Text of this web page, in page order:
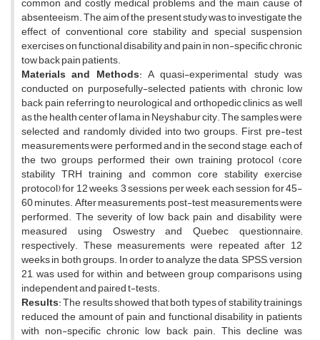
absenteeism. The aim of the present study was to investigate the
effect of conventional core stability and special suspension
exercises on functional disability and pain in non-specific chronic
tow back pain patients.
Materials and Methods: A quasi-experimental study was
conducted on purposefully-selected patients with chronic low
back pain referring to neurological and orthopedic clinics as well
as the health center of lama in Neyshabur city. The samples were
selected and randomly divided into two groups. First, pre-test
measurements were performed and in the second stage, each of
the two groups performed their own training protocol (core
stability TRH training and common core stability exercise
protocol) for 12 weeks, 3 sessions per week, each session for 45-
60 minutes. After measurements, post-test measurements were
performed. The severity of low back pain and disability were
measured using Oswestry and Quebec questionnaire;
respectively. These measurements were repeated after 12
weeks in both groups. In order to analyze the data, SPSS, version
21, was used for within and between group comparisons using
independent and paired t-tests.
Results: The results showed that both types of stability trainings
reduced the amount of pain and functional disability in patients
with non-specific chronic low back pain. This decline was